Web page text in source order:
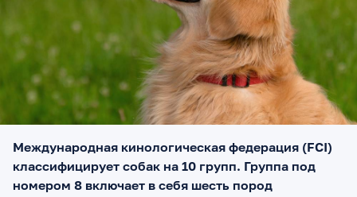
Международная кинологическая федерация (FCI)
классифицирует собак на 10 групп. Группа под
номером 8 включает в себя шесть пород